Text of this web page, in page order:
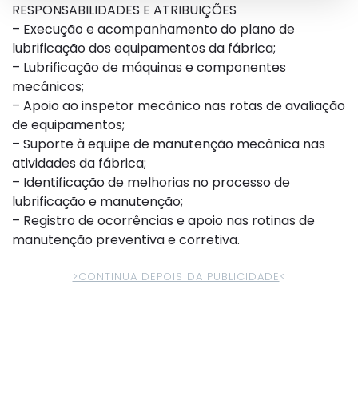
RESPONSABILIDADES E ATRIBUIÇÕES
– Execução e acompanhamento do plano de
lubrificação dos equipamentos da fábrica;
– Lubrificação de máquinas e componentes
mecânicos;
– Apoio ao inspetor mecânico nas rotas de avaliação
de equipamentos;
– Suporte à equipe de manutenção mecânica nas
atividades da fábrica;
– Identificação de melhorias no processo de
lubrificação e manutenção;
– Registro de ocorrências e apoio nas rotinas de
manutenção preventiva e corretiva.
>CONTINUA DEPOIS DA PUBLICIDADE<